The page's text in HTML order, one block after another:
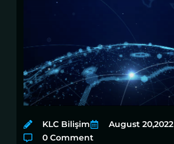
KLC Bilişim
August 20,2022
0 Comment